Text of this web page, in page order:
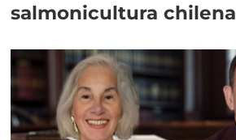
salmonicultura chilena